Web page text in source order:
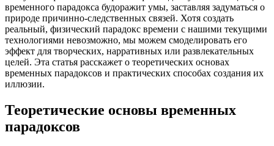
временного парадокса будоражит умы, заставляя задуматься о
природе причинно-следственных связей. Хотя создать
реальный, физический парадокс времени с нашими текущими
технологиями невозможно, мы можем смоделировать его
эффект для творческих, нарративных или развлекательных
целей. Эта статья расскажет о теоретических основах
временных парадоксов и практических способах создания их
иллюзии.
Теоретические основы временных
парадоксов